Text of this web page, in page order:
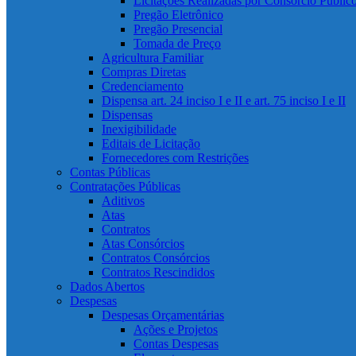
Pregão Eletrônico
Pregão Presencial
Tomada de Preço
Agricultura Familiar
Compras Diretas
Credenciamento
Dispensa art. 24 inciso I e II e art. 75 inciso I e II
Dispensas
Inexigibilidade
Editais de Licitação
Fornecedores com Restrições
Contas Públicas
Contratações Públicas
Aditivos
Atas
Contratos
Atas Consórcios
Contratos Consórcios
Contratos Rescindidos
Dados Abertos
Despesas
Despesas Orçamentárias
Ações e Projetos
Contas Despesas